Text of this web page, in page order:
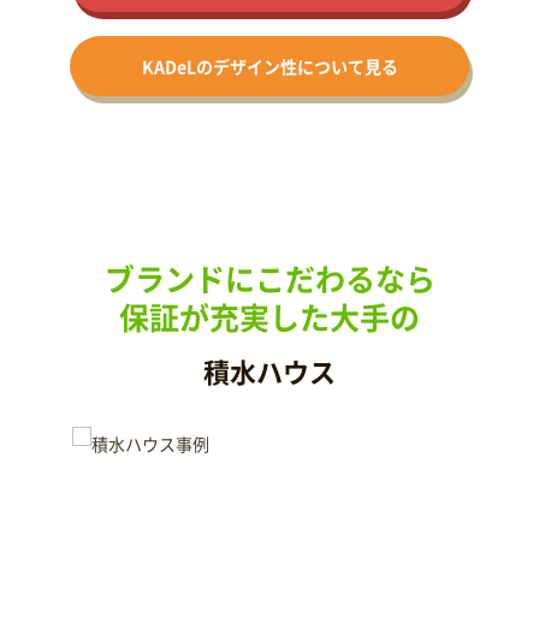
KADeLのデザイン性について見る
ブランドにこだわるなら
保証が充実した大手の
積水ハウス